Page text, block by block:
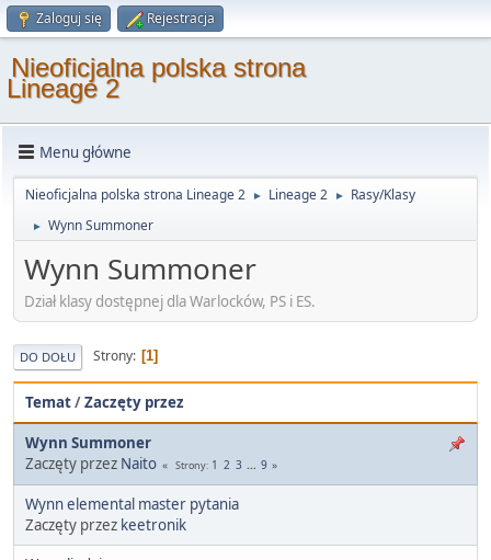
Zaloguj się Rejestracja
Nieoficjalna polska strona
Lineage 2
Menu główne
Nieoficjalna polska strona Lineage 2 ► Lineage 2 ► Rasy/Klasy
► Wynn Summoner
Wynn Summoner
Dział klasy dostępnej dla Warlocków, PS i ES.
DO DOŁU Strony 1
Temat/Zaczęty przez
Wynn Summoner
Zaczęty przez Naito Strony 1 2 3 ... 9
Wynn elemental master pytania
Zaczęty przez keetronik